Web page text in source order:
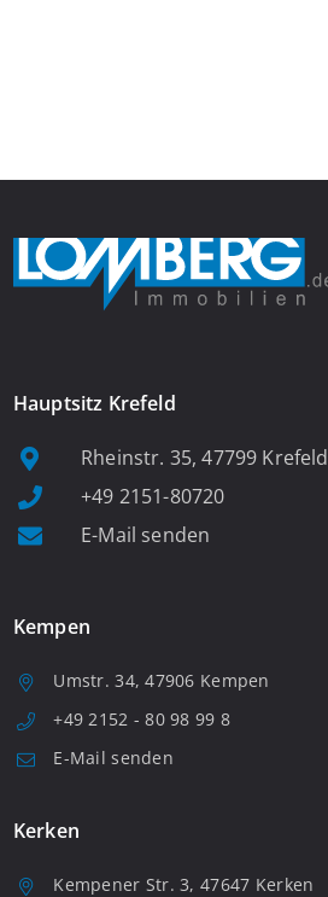
Hauptsitz Krefeld
Rheinstr. 35, 47799 Krefeld
+49 2151-80720
E-Mail senden
Kempen
Umstr. 34, 47906 Kempen
+49 2152 - 80 98 99 8
E-Mail senden
Kerken
Kempener Str. 3, 47647 Kerken